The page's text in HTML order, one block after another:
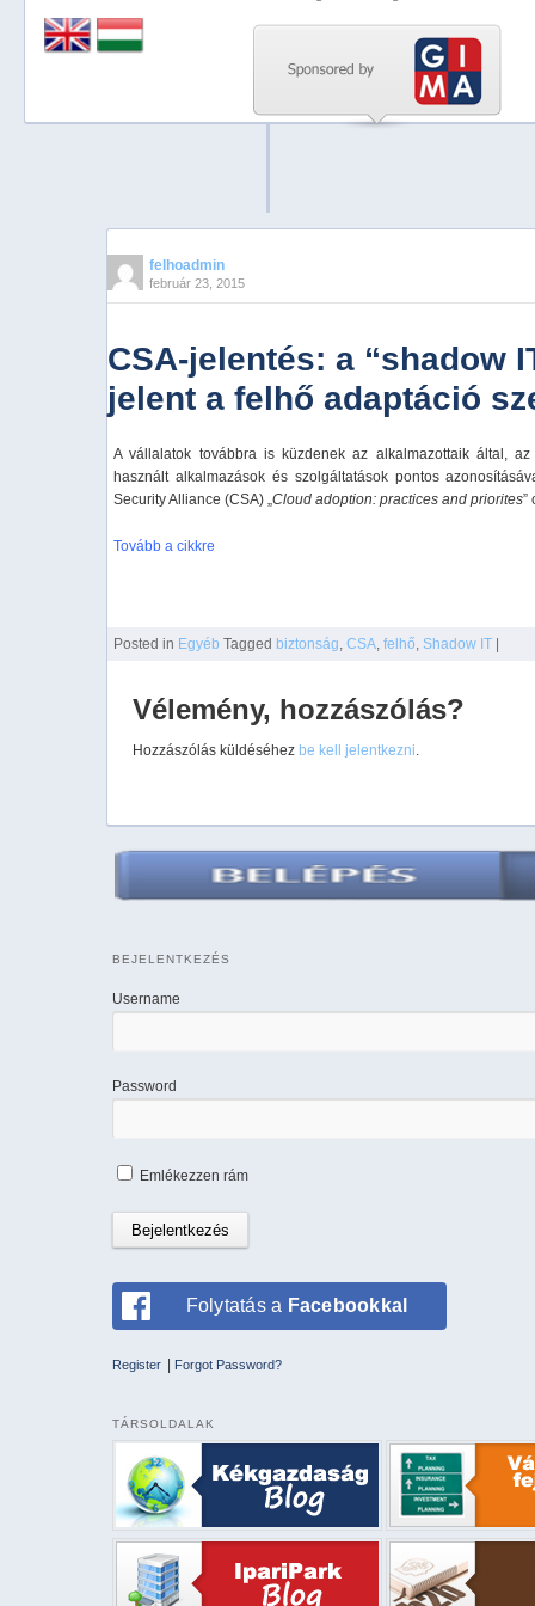
felhoadmin
február 23, 2015
CSA-jelentés: a “shadow
jelent a felhő adaptáció
A vállalatok továbbra is küzdenek az alkalmazottaik által,
használt alkalmazások és szolgáltatások pontos
Security Alliance (CSA) „Cloud adoption: practices and priorites”
Tovább a cikkre
Posted in Egyéb Tagged biztonság CSA, felhő Shadow IT |
Vélemény, hozzászólás?
Hozzászólás küldéséhez be kell jelentkezni.
BEJELENTKEZÉS
Username
Password
Emlékezzen rám
Folytatás a Facebookkal
Register Forgot Password?
TÁRSOLDALAK